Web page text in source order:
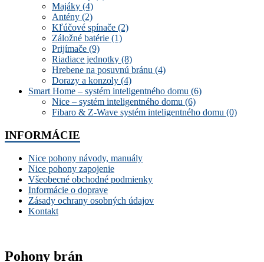
Majáky (4)
Antény (2)
Kľúčové spínače (2)
Záložné batérie (1)
Prijímače (9)
Riadiace jednotky (8)
Hrebene na posuvnú bránu (4)
Dorazy a konzoly (4)
Smart Home – systém inteligentného domu (6)
Nice – systém inteligentného domu (6)
Fibaro & Z-Wave systém inteligentného domu (0)
INFORMÁCIE
Nice pohony návody, manuály
Nice pohony zapojenie
Všeobecné obchodné podmienky
Informácie o doprave
Zásady ochrany osobných údajov
Kontakt
Pohony brán